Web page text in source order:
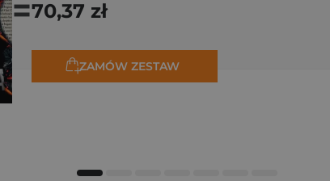
=70,37 zł
ZAMÓW ZESTAW